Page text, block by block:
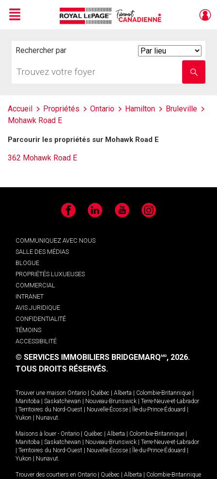
Menu
Rechercher par
votre
nom
Accueil Propriétés Ontario Hamilton
Bruleville
Mohawk Road E
Parcourir les propriétés sur Mohawk Road E
362 Mohawk Road E
Facebook LinkedIn YouTube Instagram
COMMUNIQUEZ AVEC NOUS
SALLE DES MÉDIAS
BLOGUE
PROPRIÉTÉS LUXUEUSES
COMMERCIAL
INTRANET
AVIS JURIDIQUE
CONFIDENTIALITÉ
TÉMOINS
ACCESSIBILITÉ
© SERVICES IMMOBILIERS BRIDGEMARQMD, 2026.
TOUS DROITS RÉSERVÉS.
Trouver une maison Ontario Québec Alberta Colombie-Britannique
Manitoba
Saskatchewan Nouveau-Brunswick
Terre-Neuve-et-Labrador
Territoires du Nord-Ouest Nouvelle-Écosse Île-du-Prince-Édouard
Yukon
Nunavut.
Maisons à louer - Ontario Québec Alberta Colombie-Britannique
Manitoba
Saskatchewan Nouveau-Brunswick
Terre-Neuve-et-Labrador
Territoires du Nord-Ouest Nouvelle-Écosse Île-du-Prince-Édouard
Yukon
Nunavut.
Trouver des courtiers en Ontario Québec Alberta
Colombie-Britannique